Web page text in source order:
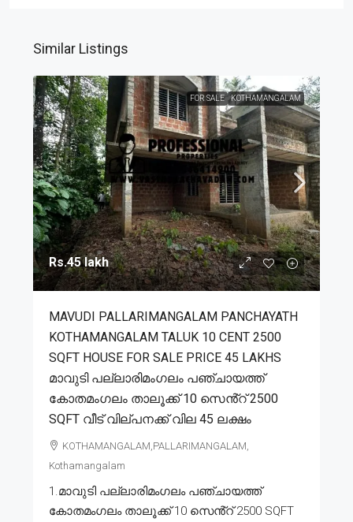
Similar Listings
FOR SALE KOTHAMANGALAM
Rs.45 lakh
MAVUDI PALLARIMANGALAM PANCHAYATH
KOTHAMANGALAM TALUK 10 CENT 2500
SQFT HOUSE FOR SALE PRICE 45 LAKHS
മാവുടി പല്ലാരിമംഗലം പഞ്ചായത്ത്
കോതമംഗലം താലൂക്ക് 10 സെൻ്റ് 2500
SQFT വീട് വില്പനക്ക് വില 45 ലക്ഷം
KOTHAMANGALAM,PALLARIMANGALAM,
Kothamangalam
1.മാവുടി പല്ലാരിമംഗലം പഞ്ചായത്ത്
കോതമംഗലം താലൂക്ക് 10 സെൻ്റ് 2500 SQFT